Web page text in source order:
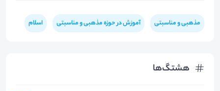
مذهبی و مناسبتی آموزش در حوزه مذهبی و مناسبتی اسلام
هشتگ‌ها